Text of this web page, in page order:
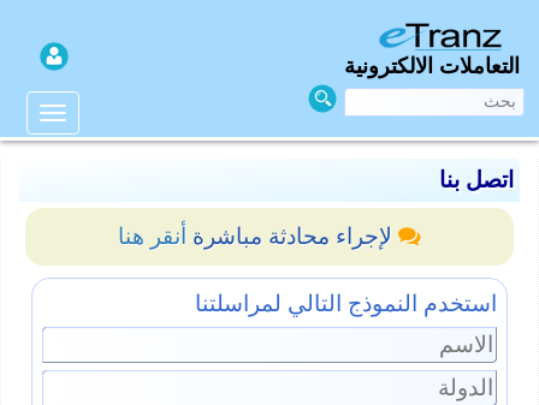
التعاملات الالكترونية
اتصل بنا
لإجراء محادثة مباشرة
استخدم النموذج التالي لمراسلتنا